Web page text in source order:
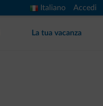
Italiano Accedi
La tua vacanza